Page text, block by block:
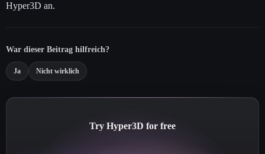
Hyper3D an.
War dieser Beitrag hilfreich?
Ja Nicht wirklich
Try Hyper3D for free